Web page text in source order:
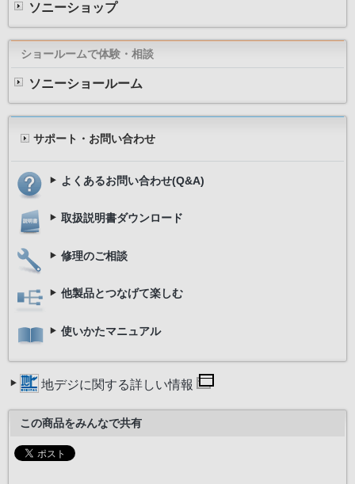
ソニーショップ
ショールームで体験・相談
ソニーショールーム
サポート・お問い合わせ
よくあるお問い合わせ(Q&A)
取扱説明書ダウンロード
修理のご相談
他製品とつなげて楽しむ
使いかたマニュアル
地デジに関する詳しい情報
この商品をみんなで共有